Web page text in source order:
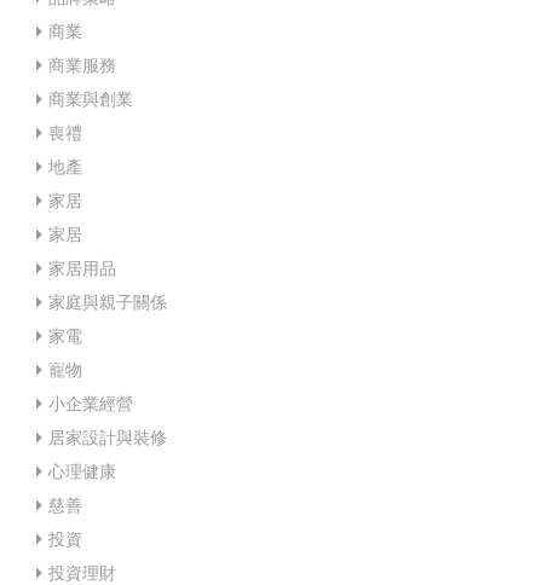
商業
商業服務
商業與創業
喪禮
地產
家居
家居
家居用品
家庭與親子關係
家電
寵物
小企業經營
居家設計與裝修
心理健康
慈善
投資
投資理財